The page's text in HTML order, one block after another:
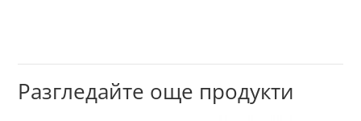
Разгледайте още продукти